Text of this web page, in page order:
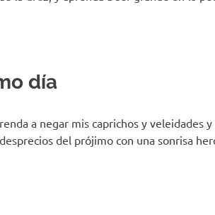
día
a negar mis caprichos y veleidades y
del prójimo con una sonrisa